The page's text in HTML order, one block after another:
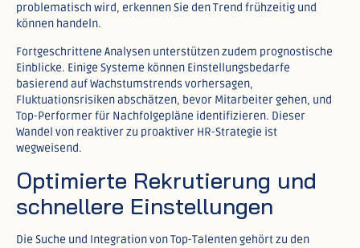
problematisch wird, erkennen Sie den Trend frühzeitig und
können handeln.​
Fortgeschrittene Analysen unterstützen zudem prognostische
Einblicke. Einige Systeme können Einstellungsbedarfe
basierend auf Wachstumstrends vorhersagen,
Fluktuationsrisiken abschätzen, bevor Mitarbeiter gehen, und
Top-Performer für Nachfolgepläne identifizieren. Dieser
Wandel von reaktiver zu proaktiver HR-Strategie ist
wegweisend.​
Optimierte Rekrutierung und
schnellere Einstellungen
Die Suche und Integration von Top-Talenten gehört zu den